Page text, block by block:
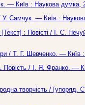
— Київ : Наукова
У. Самчук. — Київ :
: Повісті / І. С.
/ Т. Г. Шевченко. —
Повість / І. Я. Франко. —
творчість /